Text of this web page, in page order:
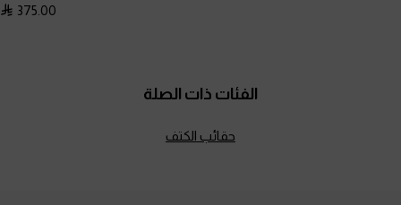
375.00
الفئات ذات الصلة
حقائب الكتف